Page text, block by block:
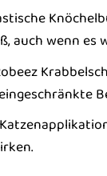
auch wenn es